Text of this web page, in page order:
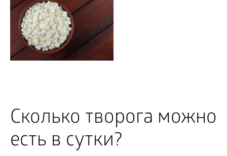
Сколько творога можно
есть в сутки?